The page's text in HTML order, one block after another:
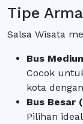
Tipe
Salsa Wisata
Bus
Cocok
kota
Bus Besar
Pilihan